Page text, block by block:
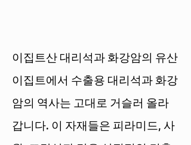
이집트산 대리석과 화강암의 유산
이집트에서 수출용 대리석과 화강
암의 역사는 고대로 거슬러 올라
갑니다. 이 자재들은 피라미드, 사